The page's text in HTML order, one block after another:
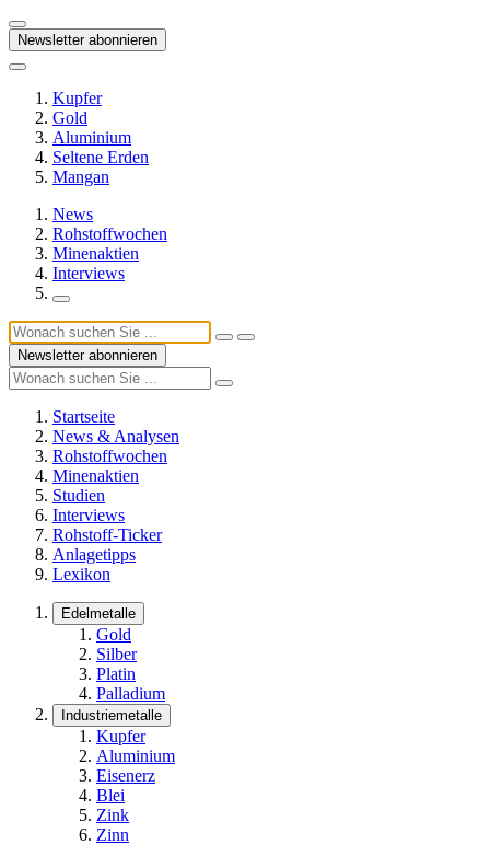
Newsletter abonnieren
Kupfer
Gold
Aluminium
Seltene Erden
Mangan
News
Rohstoffwochen
Minenaktien
Interviews
Newsletter abonnieren
Startseite
News & Analysen
Rohstoffwochen
Minenaktien
Studien
Interviews
Rohstoff-Ticker
Anlagetipps
Lexikon
Edelmetalle
Gold
Silber
Platin
Palladium
Industriemetalle
Kupfer
Aluminium
Eisenerz
Blei
Zink
Zinn